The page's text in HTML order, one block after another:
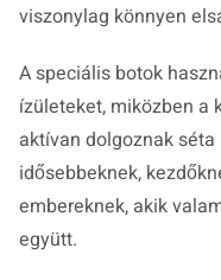
viszonylag könnyen
A speciális botok
ízületeket, miközben a
aktívan dolgoznak
idősebbeknek,
embereknek, akik
együtt.